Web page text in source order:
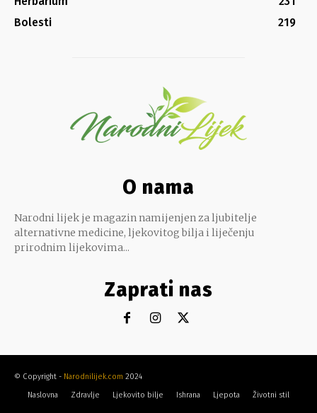
Bolesti
219
O nama
Narodni lijek je magazin namijenjen za ljubitelje
alternativne medicine, ljekovitog bilja i liječenju
prirodnim lijekovima...
Zaprati nas
© Copyright - Narodnilijek.com 2024
Naslovna
Zdravlje Ljekovito bilje Ishrana Ljepota Životni stil